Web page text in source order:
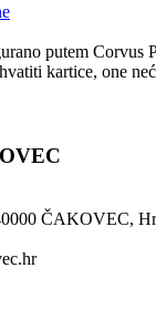
putem Corvus
kartice, one
ČAKOVEC,